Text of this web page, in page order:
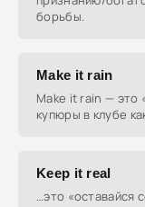
борьбы.
Make it rain
Make it rain — это
купюры в клубе
Keep it real
…это «оставайся